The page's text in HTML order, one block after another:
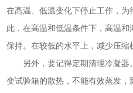
在高温、低温变化下停止工作，
此，在高温和低温条件下，高温
保持。在较低的水平上，减少压缩
另外，要记得定期清理冷凝器
变试验箱的散热，不能有效蒸发